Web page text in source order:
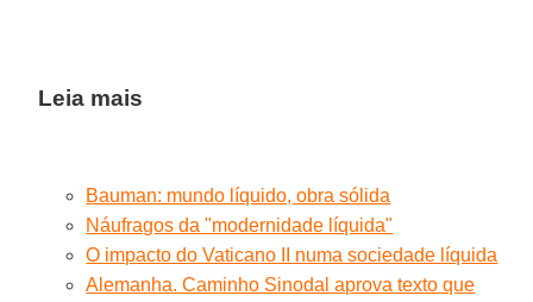
Leia mais
Bauman: mundo líquido, obra sólida
Náufragos da "modernidade líquida"
O impacto do Vaticano II numa sociedade líquida
Alemanha. Caminho Sinodal aprova texto que